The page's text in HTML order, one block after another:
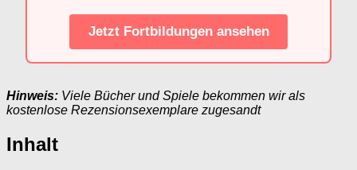
Jetzt Fortbildungen ansehen
Hinweis: Viele Bücher und Spiele bekommen wir als
kostenlose Rezensionsexemplare zugesandt
Inhalt